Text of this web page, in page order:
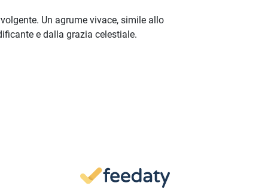
Un agrume vivace, simile allo
e dalla grazia celestiale.